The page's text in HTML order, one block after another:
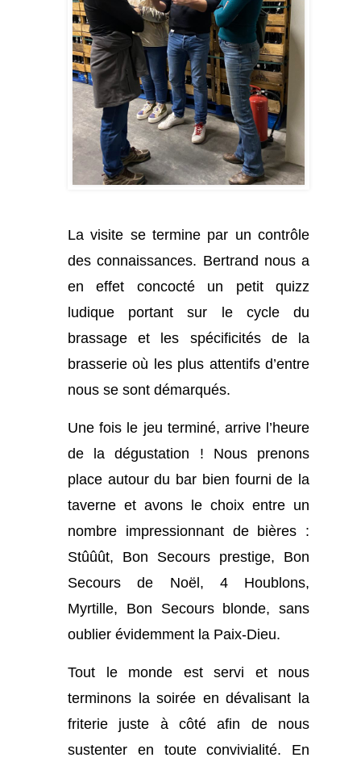
La visite se termine par un contrôle
des connaissances. Bertrand nous a
en effet concocté un petit quizz
ludique portant sur le cycle du
brassage et les spécificités de la
brasserie où les plus attentifs d’entre
nous se sont démarqués.
Une fois le jeu terminé, arrive l’heure
de la dégustation ! Nous prenons
place autour du bar bien fourni de la
taverne et avons le choix entre un
nombre impressionnant de bières :
Stûûût, Bon Secours prestige, Bon
Secours de Noël, 4 Houblons,
Myrtille, Bon Secours blonde, sans
oublier évidemment la Paix-Dieu.
Tout le monde est servi et nous
terminons la soirée en dévalisant la
friterie juste à côté afin de nous
sustenter en toute convivialité. En